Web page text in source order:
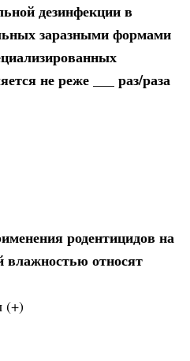
дезинфекции в
заразными формами
не реже ___ раз/раза
родентицидов на
влажностью относят
(+)